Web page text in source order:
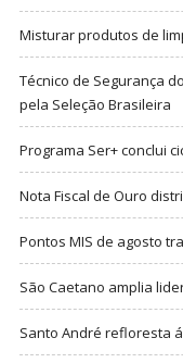
Misturar produtos de
Técnico de Segurança
pela Seleção Brasileira
Programa Ser+ conclui
Nota Fiscal de Ouro
Pontos MIS de agosto
São Caetano amplia
Santo André refloresta